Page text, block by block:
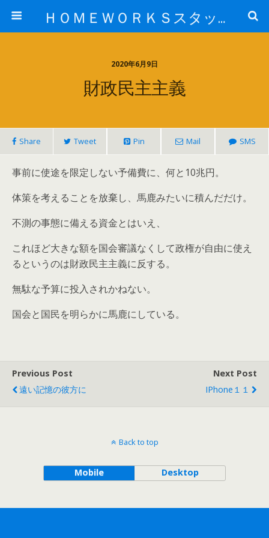
ＨＯＭＥＷＯＲＫＳスタッフ日記ブログ
2020年6月9日
財政民主主義
Share Tweet Pin Mail SMS
事前に使途を限定しない予備費に、何と10兆円。
体策を考えることを放棄し、馬鹿みたいに積んだだけ。
不測の事態に備える資金とはいえ、
これほど大きな額を国会審議なくして政権が自由に使え
るというのは財政民主主義に反する。
無駄な予算に投入されかねない。
国会と国民を明らかに馬鹿にしている。
Previous Post
遠い記憶の彼方に
Next Post
IPhone１１
Back to top
Mobile Desktop